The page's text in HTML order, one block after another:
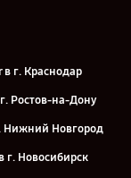
г. Краснодар
Ростов-на-Дону
Нижний Новгород
г. Новосибирск